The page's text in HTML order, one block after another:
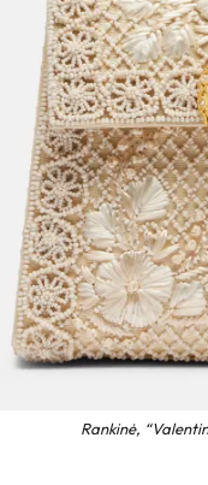
Rankinė,